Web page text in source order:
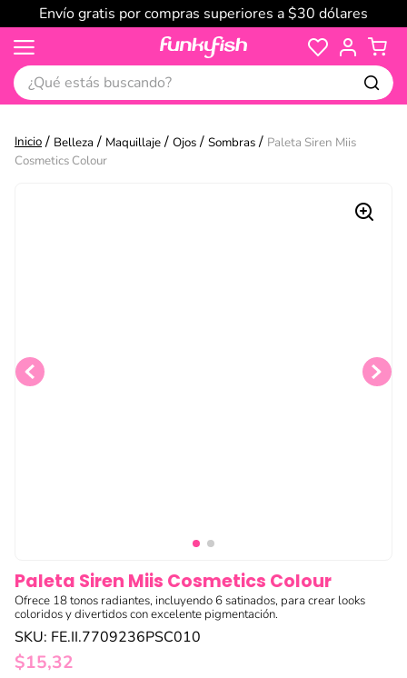
Envío gratis por compras superiores a $30 dólares
¿Qué estás buscando?
Belleza Maquillaje Ojos Sombras
Paleta Siren Miis
Cosmetics Colour
Paleta Siren Miis Cosmetics Colour
Ofrece 18 tonos radiantes, incluyendo 6 satinados, para crear looks
coloridos y divertidos con excelente pigmentación.
SKU: FE.II.7709236PSC010
$15,32